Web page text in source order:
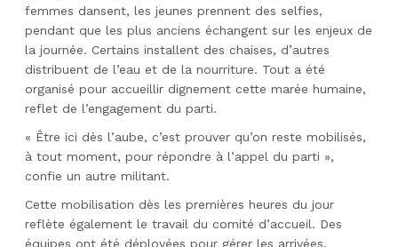
femmes dansent, les jeunes prennent des selfies,
pendant que les plus anciens échangent sur les enjeux de
la journée. Certains installent des chaises, d’autres
distribuent de l’eau et de la nourriture. Tout a été
organisé pour accueillir dignement cette marée humaine,
reflet de l’engagement du parti.
« Être ici dès l’aube, c’est prouver qu’on reste mobilisés,
à tout moment, pour répondre à l’appel du parti »,
confie un autre militant.
Cette mobilisation dès les premières heures du jour
reflète également le travail du comité d’accueil. Des
équipes ont été déployées pour gérer les arrivées,